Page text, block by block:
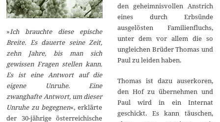
»Ich brauchte diese epische
Breite. Es dauerte seine Zeit,
zehn Jahre, bis man sich
gewissen Fragen stellen kann.
Es ist eine Antwort auf die
eigene Unruhe. Eine
zwanghafte Antwort, um dieser
Unruhe zu begegnen«, erklärte
der 30-jährige österreichische
den geheimnisvollen Anstrich
eines durch Erbsünde
ausgelösten Familienfluchs,
unter dem vor allem die so
ungleichen Brüder Thomas und
Paul zu leiden haben.
Thomas ist dazu auserkoren,
den Hof zu übernehmen und
Paul wird in ein Internat
geschickt. Es kann täuschen,